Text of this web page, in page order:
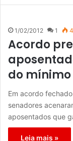
1/02/2012 1
Acordo
do mínimo
Em acordo
senadores
aposentados que
Leia mais »